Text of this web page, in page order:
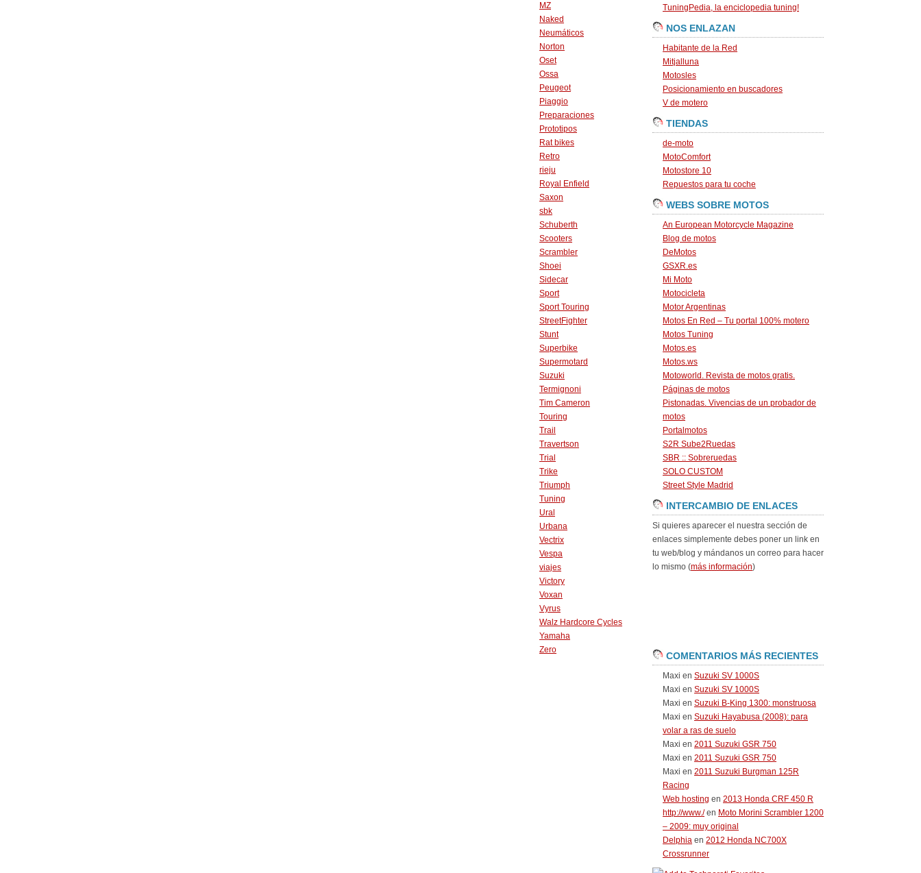
MZ
Naked
Neumáticos
Norton
Oset
Ossa
Peugeot
Piaggio
Preparaciones
Prototipos
Rat bikes
Retro
rieju
Royal Enfield
Saxon
sbk
Schuberth
Scooters
Scrambler
Shoei
Sidecar
Sport
Sport Touring
StreetFighter
Stunt
Superbike
Supermotard
Suzuki
Termignoni
Tim Cameron
Touring
Trail
Travertson
Trial
Trike
Triumph
Tuning
Ural
Urbana
Vectrix
Vespa
viajes
Victory
Voxan
Vyrus
Walz Hardcore Cycles
Yamaha
Zero
TuningPedia, la enciclopedia tuning!
NOS ENLAZAN
Habitante de la Red
Mitjalluna
Motosles
Posicionamiento en buscadores
V de motero
TIENDAS
de-moto
MotoComfort
Motostore 10
Repuestos para tu coche
WEBS SOBRE MOTOS
An European Motorcycle Magazine
Blog de motos
DeMotos
GSXR.es
Mi Moto
Motocicleta
Motor Argentinas
Motos En Red – Tu portal 100% motero
Motos Tuning
Motos.es
Motos.ws
Motoworld. Revista de motos gratis.
Páginas de motos
Pistonadas. Vivencias de un probador de
motos
Portalmotos
S2R Sube2Ruedas
SBR :: Sobreruedas
SOLO CUSTOM
Street Style Madrid
INTERCAMBIO DE ENLACES
Si quieres aparecer el nuestra sección de
enlaces simplemente debes poner un link en
tu web/blog y mándanos un correo para hacer
lo mismo (más información)
COMENTARIOS MÁS RECIENTES
Maxi en Suzuki SV 1000S
Maxi en Suzuki SV 1000S
Maxi en Suzuki B-King 1300: monstruosa
Maxi en Suzuki Hayabusa (2008): para
volar a ras de suelo
Maxi en 2011 Suzuki GSR 750
Maxi en 2011 Suzuki GSR 750
Maxi en 2011 Suzuki Burgman 125R
Racing
Web hosting en 2013 Honda CRF 450 R
http://www./en Moto Morini Scrambler 1200
– 2009: muy original
Delphia en 2012 Honda NC700X
Crossrunner